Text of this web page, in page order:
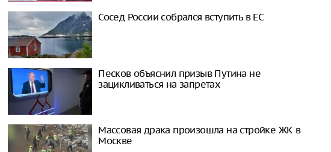
Сосед России собрался вступить в ЕС
Песков объяснил призыв Путина не
зацикливаться на запретах
Массовая драка произошла на стройке ЖК в
Москве